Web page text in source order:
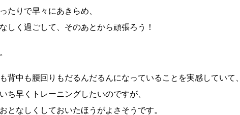
たりで早々にあきらめ、
しく過ごして、そのあとから頑張ろう！
背中も腰回りもだるんだるんになっていることを実感していて、
ち早くトレーニングしたいのですが、
となしくしておいたほうがよさそうです。